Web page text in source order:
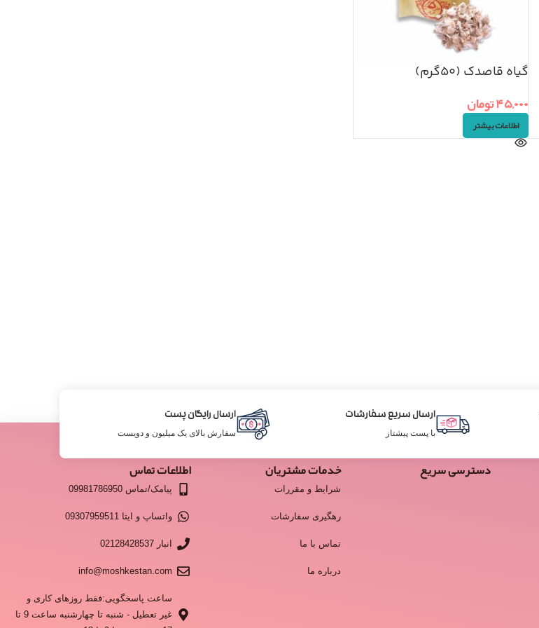
گیاه قاصدک (۵۰گرم)
۴۵,۰۰۰تومان
اطلاعات بیشتر
ارسال سریع سفارشات
با پست پیشتاز
ارسال رایگان پست
سفارش بالای یک میلیون و دویست
دسترسی سریع خدمات مشتریان
شرایط و مقررات
رهگیری سفارشات
تماس با ما
درباره ما
اطلاعات تماس
پیامک/تماس 09981786950
واتساپ و ایتا 09307959511
انبار 02128428537
info@moshkestan.com
ساعت پاسخگویی:فقط روزهای کاری و
غیر تعطیل - شنبه تا چهارشنبه ساعت 9 تا